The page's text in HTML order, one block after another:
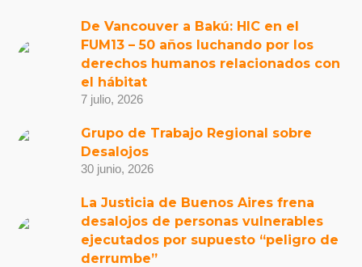
De Vancouver a Bakú: HIC en el
FUM13 – 50 años luchando por los
derechos humanos relacionados con
el hábitat
7 julio, 2026
Grupo de Trabajo Regional sobre
Desalojos
30 junio, 2026
La Justicia de Buenos Aires frena
desalojos de personas vulnerables
ejecutados por supuesto “peligro de
derrumbe”